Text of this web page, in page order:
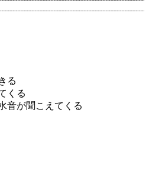
る
くる
音が聞こえてくる